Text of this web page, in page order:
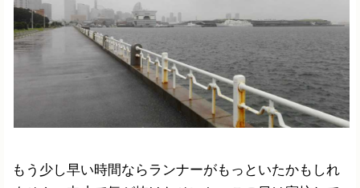
もう少し早い時間ならランナーがもっといたかもしれ